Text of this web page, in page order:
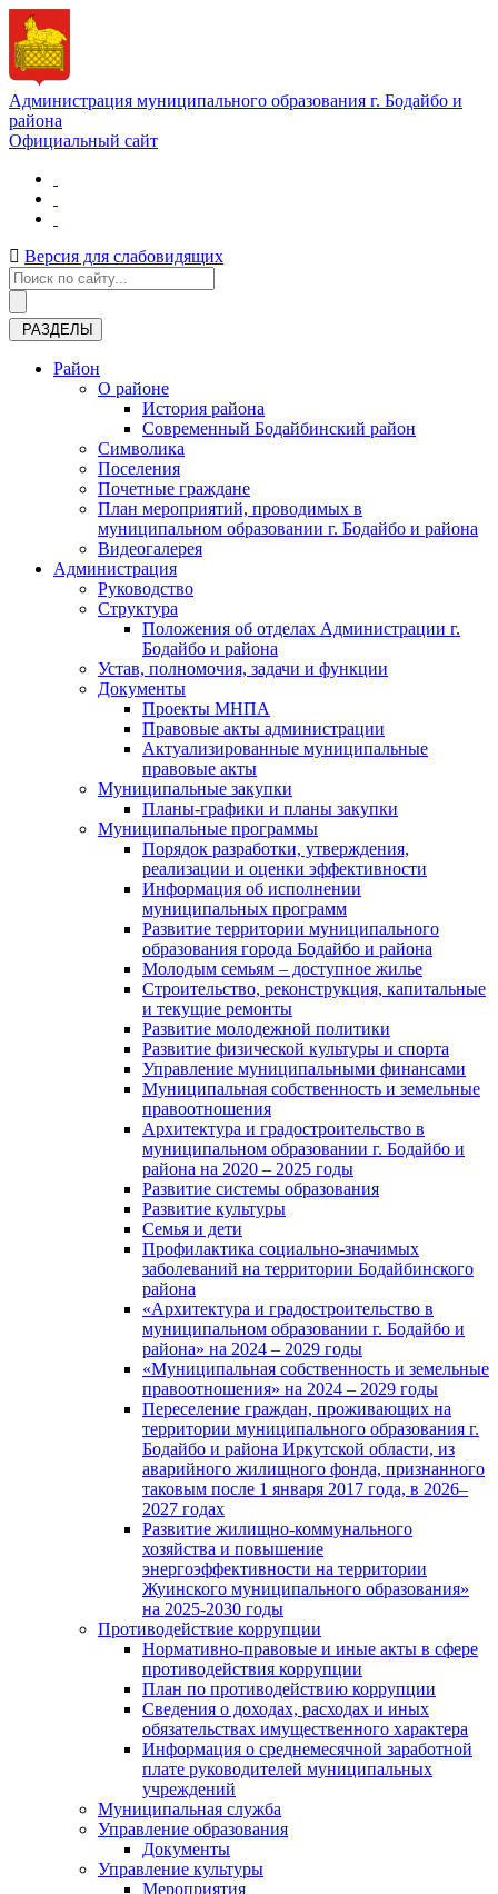
Администрация муниципального образования г. Бодайбо и
района
Официальный сайт
Версия для слабовидящих
РАЗДЕЛЫ
Район
О районе
История района
Современный Бодайбинский район
Символика
Поселения
Почетные граждане
План мероприятий, проводимых в
муниципальном образовании г. Бодайбо и района
Видеогалерея
Администрация
Руководство
Структура
Положения об отделах Администрации г.
Бодайбо и района
Устав, полномочия, задачи и функции
Документы
Проекты МНПА
Правовые акты администрации
Актуализированные муниципальные
правовые акты
Муниципальные закупки
Планы-графики и планы закупки
Муниципальные программы
Порядок разработки, утверждения,
реализации и оценки эффективности
Информация об исполнении
муниципальных программ
Развитие территории муниципального
образования города Бодайбо и района
Молодым семьям – доступное жилье
Строительство, реконструкция, капитальные
и текущие ремонты
Развитие молодежной политики
Развитие физической культуры и спорта
Управление муниципальными финансами
Муниципальная собственность и земельные
правоотношения
Архитектура и градостроительство в
муниципальном образовании г. Бодайбо и
района на 2020 – 2025 годы
Развитие системы образования
Развитие культуры
Семья и дети
Профилактика социально-значимых
заболеваний на территории Бодайбинского
района
«Архитектура и градостроительство в
муниципальном образовании г. Бодайбо и
района» на 2024 – 2029 годы
«Муниципальная собственность и земельные
правоотношения» на 2024 – 2029 годы
Переселение граждан, проживающих на
территории муниципального образования г.
Бодайбо и района Иркутской области, из
аварийного жилищного фонда, признанного
таковым после 1 января 2017 года, в 2026–
2027 годах
Развитие жилищно-коммунального
хозяйства и повышение
энергоэффективности на территории
Жуинского муниципального образования»
на 2025-2030 годы
Противодействие коррупции
Нормативно-правовые и иные акты в сфере
противодействия коррупции
План по противодействию коррупции
Сведения о доходах, расходах и иных
обязательствах имущественного характера
Информация о среднемесячной заработной
плате руководителей муниципальных
учреждений
Муниципальная служба
Управление образования
Документы
Управление культуры
Мероприятия